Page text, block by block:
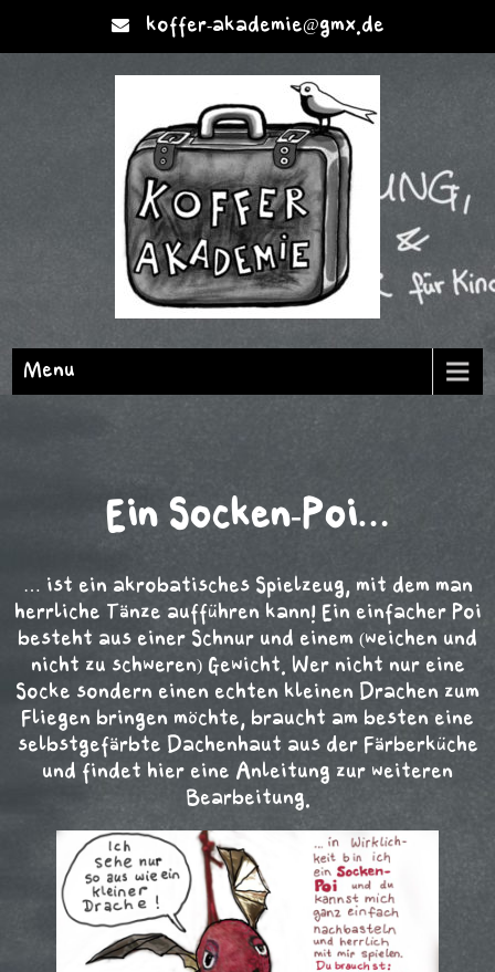
koffer-akademie@gmx.de
Menu
Ein Socken-Poi…
… ist ein akrobatisches Spielzeug, mit dem man
herrliche Tänze aufführen kann! Ein einfacher Poi
besteht aus einer Schnur und einem (weichen und
nicht zu schweren) Gewicht. Wer nicht nur eine
Socke sondern einen echten kleinen Drachen zum
Fliegen bringen möchte, braucht am besten eine
selbstgefärbte Dachenhaut aus der Färberküche
und findet hier eine Anleitung zur weiteren
Bearbeitung.